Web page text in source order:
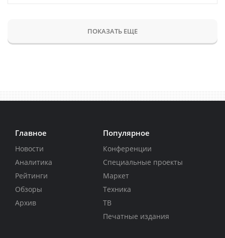
ПОКАЗАТЬ ЕЩЕ
Главное
Новости
Аналитика
Рейтинги
Обзоры
Архив
Популярное
Конференции
Специальные проекты
Маркет
Техника
ТВ
Печатные издания